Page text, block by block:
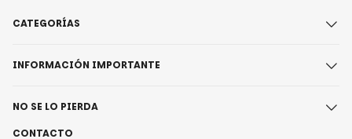
CONTACTO
CATEGORÍAS
INFORMACIÓN IMPORTANTE
NO SE LO PIERDA